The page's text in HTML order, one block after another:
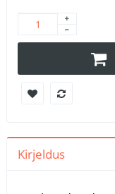
Kirjeldus